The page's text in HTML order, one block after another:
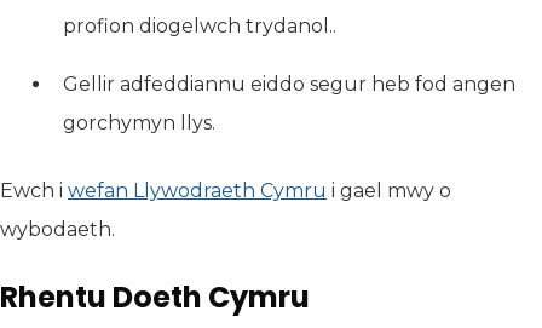
profion diogelwch trydanol..
Gellir adfeddiannu eiddo segur heb fod angen
gorchymyn llys.
Ewch i wefan Llywodraeth Cymru (yn agor mewn tab
i gael mwy o
wybodaeth.
Rhentu Doeth Cymru